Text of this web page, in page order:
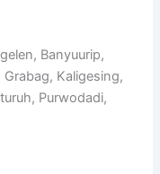
Banyuurip,
Grabag, Kaligesing,
Purwodadi,